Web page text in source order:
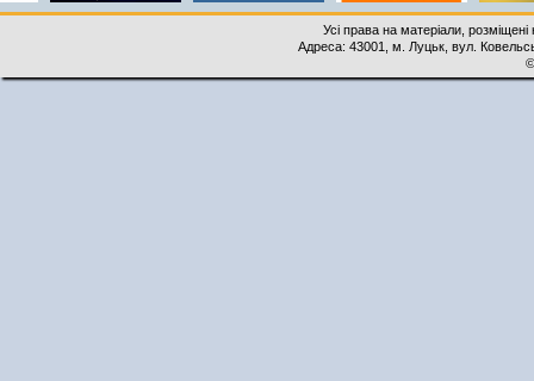
Усі права на матеріали,
Адреса: 43001, м. Луцьк, вул.